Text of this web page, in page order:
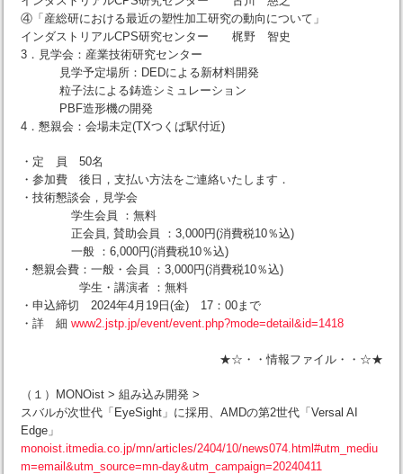
④「産総研における最近の塑性加工研究の動向について」
インダストリアルCPS研究センター 梶野 智史
3．見学会：産業技術研究センター
見学予定場所：DEDによる新材料開発
粒子法による鋳造シミュレーション
PBF造形機の開発
4．懇親会：会場未定(TXつくば駅付近)
・定 員 50名
・参加費 後日，支払い方法をご連絡いたします．
・技術懇談会，見学会
学生会員 ：無料
正会員, 賛助会員 ：3,000円(消費税10％込)
一般 ：6,000円(消費税10％込)
・懇親会費：一般・会員 ：3,000円(消費税10％込)
学生・講演者 ：無料
・申込締切 2024年4月19日(金) 17：00まで
・詳 細 www2.jstp.jp/event/event.php?mode=detail&id=1418
★☆・・情報ファイル・・☆★
（１）MONOist > 組み込み開発 >
スバルが次世代「EyeSight」に採用、AMDの第2世代「Versal AI
Edge」
monoist.itmedia.co.jp/mn/articles/2404/10/news074.html#utm_mediu
m=email&utm_source=mn-day&utm_campaign=20240411